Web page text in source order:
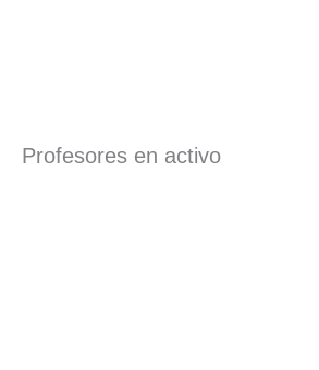
Profesores en activo